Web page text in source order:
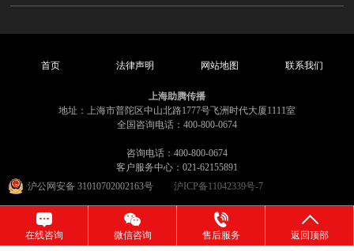
首页 法律声明 网站地图 联系我们
上海助腾传播
地址：上海市普陀区中山北路1777号飞洲时代大厦1111室
全国咨询电话：400-800-0674
咨询电话：400-800-0674
客户服务中心：021-62155891
沪公网安备 31010702002163号
沪ICP备11042339号-7
在线咨询 微信咨询 售后服务 返回顶部